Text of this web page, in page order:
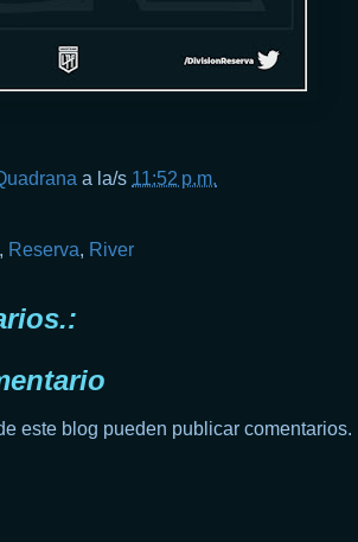
a la/s 11:52 p.m.
, Reserva, River
este blog pueden publicar comentarios.